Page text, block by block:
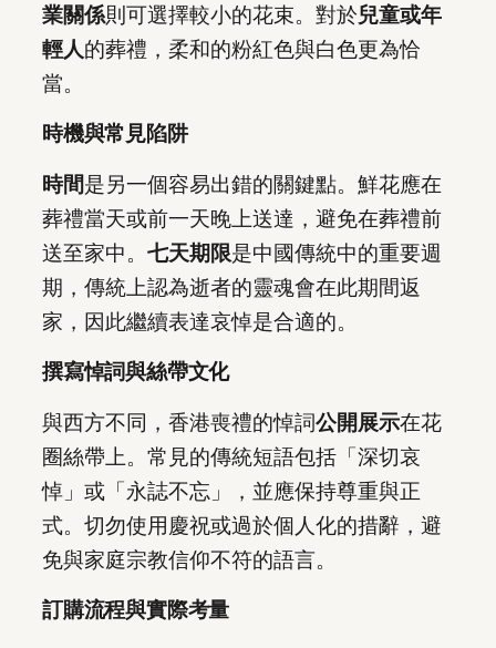
業關係則可選擇較小的花束。對於兒童或年
輕人的葬禮，柔和的粉紅色與白色更為恰
當。
時機與常見陷阱
時間是另一個容易出錯的關鍵點。鮮花應在
葬禮當天或前一天晚上送達，避免在葬禮前
送至家中。 七天期限是中國傳統中的重要週
期，傳統上認為逝者的靈魂會在此期間返
家，因此繼續表達哀悼是合適的。
撰寫悼詞與絲帶文化
與西方不同，香港喪禮的悼詞公開展示在花
圈絲帶上。常見的傳統短語包括「深切哀
悼」或「永誌不忘」，並應保持尊重與正
式。切勿使用慶祝或過於個人化的措辭，避
免與家庭宗教信仰不符的語言。
訂購流程與實際考量